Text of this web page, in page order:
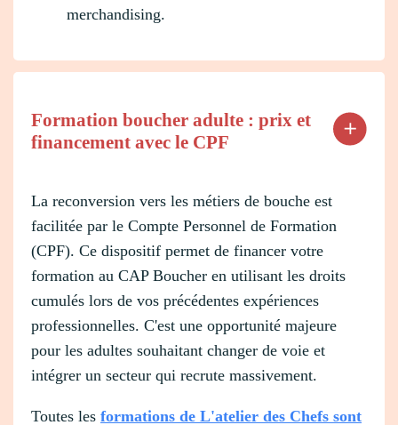
merchandising.
Formation boucher adulte : prix et
financement avec le CPF
La reconversion vers les métiers de bouche est
facilitée par le Compte Personnel de Formation
(CPF). Ce dispositif permet de financer votre
formation au CAP Boucher en utilisant les droits
cumulés lors de vos précédentes expériences
professionnelles. C'est une opportunité majeure
pour les adultes souhaitant changer de voie et
intégrer un secteur qui recrute massivement.
Toutes les formations de L'atelier des Chefs sont